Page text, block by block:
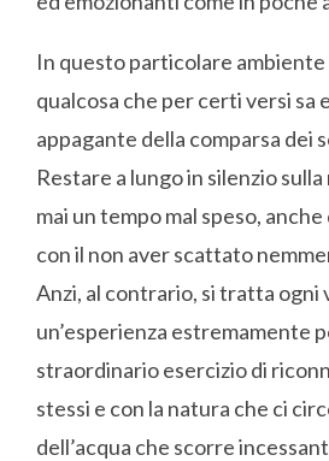
In questo particolare ambiente
qualcosa che per certi versi sa
appagante della comparsa dei
Restare a lungo in silenzio
mai un tempo mal speso,
con il non aver scattato
Anzi, al contrario, si tratta ogni
un’esperienza estremamente
straordinario esercizio di
stessi e con la natura che ci
dell’acqua che scorre